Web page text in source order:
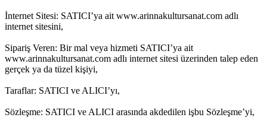
İnternet Sitesi: SATICI’ya ait www.arinnakultursanat.com adlı
internet sitesini,
Sipariş Veren: Bir mal veya hizmeti SATICI’ya ait
www.arinnakultursanat.com adlı internet sitesi üzerinden talep eden
gerçek ya da tüzel kişiyi,
Taraflar: SATICI ve ALICI’yı,
Sözleşme: SATICI ve ALICI arasında akdedilen işbu Sözleşme’yi,